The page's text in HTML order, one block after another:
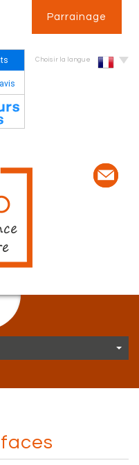
Parrainage
Choisir la langue